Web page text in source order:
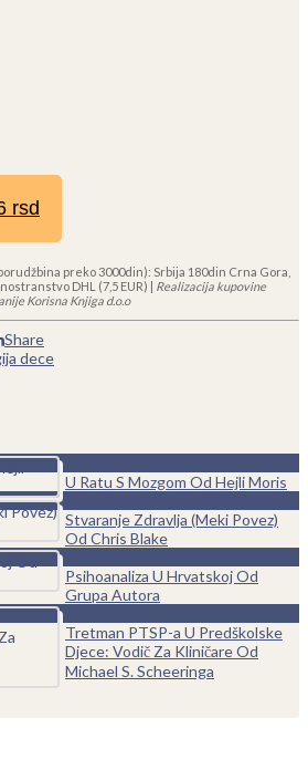
rsd
preko 3000din): Srbija 180din Crna Gora,
DHL (7,5 EUR) | Realizacija kupovine
Korisna Knjiga d.o.o
Share
dece
U Ratu S Mozgom Od Hejli Moris
Stvaranje Zdravlja (Meki Povez)
Od Chris Blake
Psihoanaliza U Hrvatskoj Od
Grupa Autora
Tretman PTSP-a U Predškolske
Djece: Vodič Za Kliničare Od
Michael S. Scheeringa